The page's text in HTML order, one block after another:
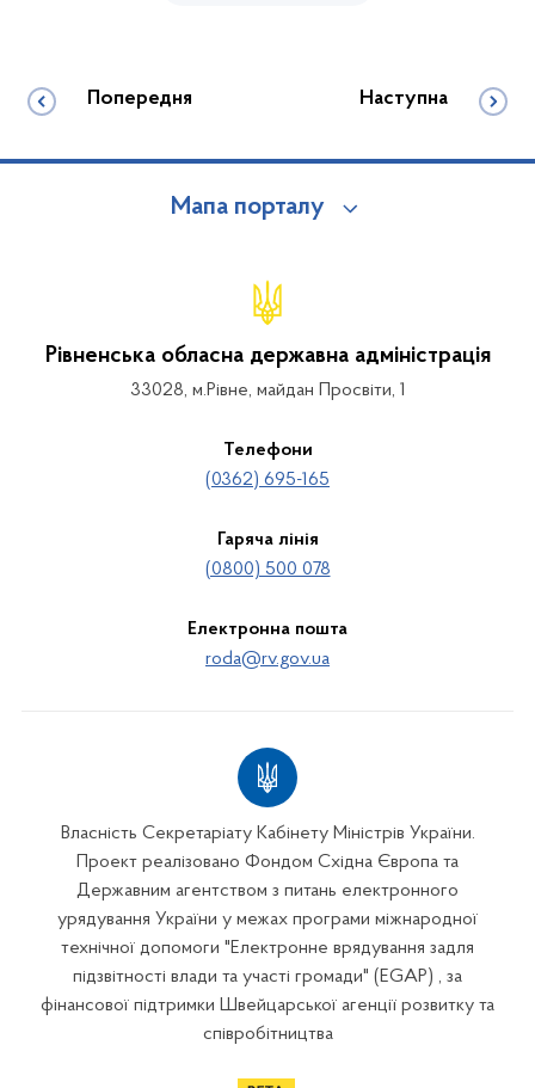
Попередня Наступна
Мапа порталу
Рівненська обласна державна адміністрація
33028, м.Рівне, майдан Просвіти, 1
Телефони
(0362) 695-165
Гаряча лінія
(0800) 500 078
Електронна пошта
roda@rv.gov.ua
Власність Секретаріату Кабінету Міністрів України.
Проект реалізовано Фондом Східна Європа та
Державним агентством з питань електронного
урядування України у межах програми міжнародної
технічної допомоги "Електронне врядування задля
підзвітності влади та участі громади" (EGAP) , за
фінансової підтримки Швейцарської агенції розвитку та
співробітництва